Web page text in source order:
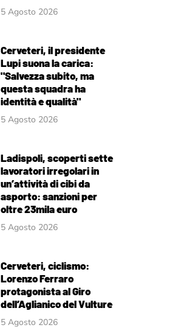
5 Agosto 2026
Cerveteri, il presidente
Lupi suona la carica:
"Salvezza subito, ma
questa squadra ha
identità e qualità"
5 Agosto 2026
Ladispoli, scoperti sette
lavoratori irregolari in
un’attività di cibi da
asporto: sanzioni per
oltre 23mila euro
5 Agosto 2026
Cerveteri, ciclismo:
Lorenzo Ferraro
protagonista al Giro
dell’Aglianico del Vulture
5 Agosto 2026